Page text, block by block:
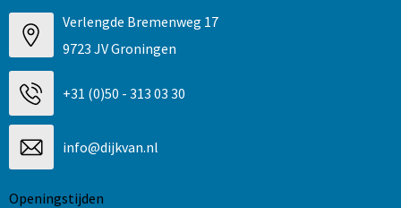
Verlengde Bremenweg 17
9723 JV Groningen
+31 (0)50 - 313 03 30
info@dijkvan.nl
Openingstijden